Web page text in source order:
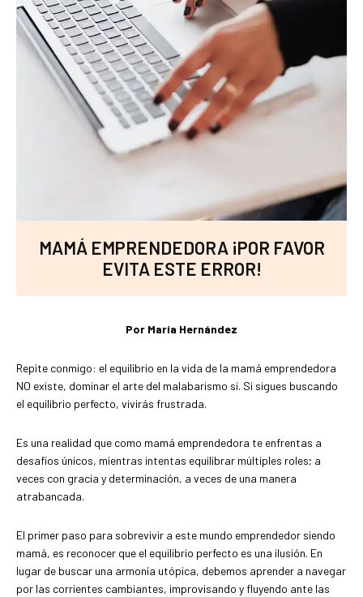
MAMÁ EMPRENDEDORA ¡POR FAVOR
EVITA ESTE ERROR!
Por María Hernández
Repite conmigo: el equilibrio en la vida de la mamá emprendedora
NO existe, dominar el arte del malabarismo sí. Si sigues buscando
el equilibrio perfecto, vivirás frustrada.
Es una realidad que como mamá emprendedora te enfrentas a
desafíos únicos, mientras intentas equilibrar múltiples roles; a
veces con gracia y determinación, a veces de una manera
atrabancada.
El primer paso para sobrevivir a este mundo emprendedor siendo
mamá, es reconocer que el equilibrio perfecto es una ilusión. En
lugar de buscar una armonía utópica, debemos aprender a navegar
por las corrientes cambiantes, improvisando y fluyendo ante las